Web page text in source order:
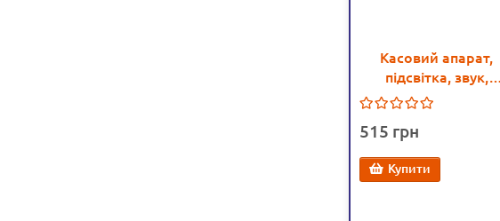
Касовий апарат,
підсвітка, звук,
мікрофон, продукти
515
Купити